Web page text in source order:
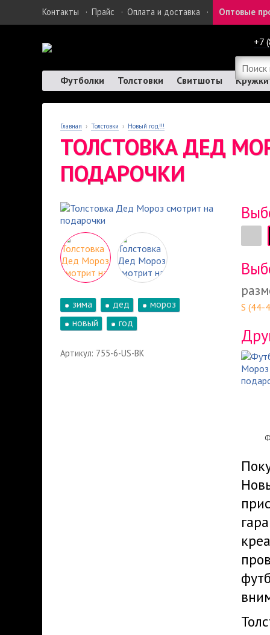
Контакты · Прайс · Оплата и доставка · Оптовые
+7
Футболки Толстовки Свитшоты Кружки
Главная › Толстовки › Новый год!!!
ТОЛСТОВКА ДЕД
ПОДАРОЧКИ
зима дед
мороз
новый
год
Артикул: 755-6-US-BK
S (44-